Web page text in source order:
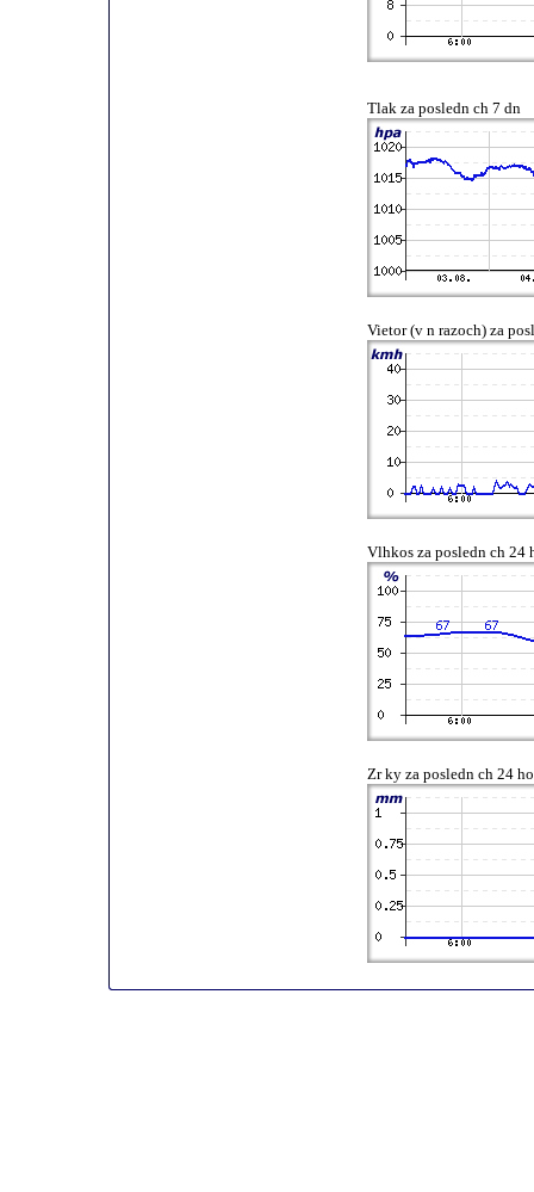
Tlak za posledn ch 7 dn
Vietor (v n razoch) za
Vlhkos za posledn ch 24
Zr ky za posledn ch 24